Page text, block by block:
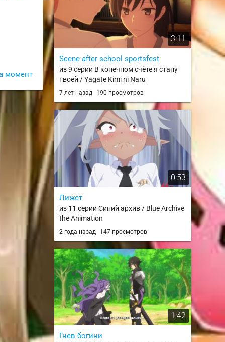
момент
3:11
Scene after school sportsfest
из 9 серии В конечном счёте я стану
твоей / Yagate Kimi ni Naru
7 лет назад 190 просмотров
0:53
Лижет
из 11 серии Синий архив / Blue Archive
the Animation
2 года назад 147 просмотров
1:42
Гнев богини